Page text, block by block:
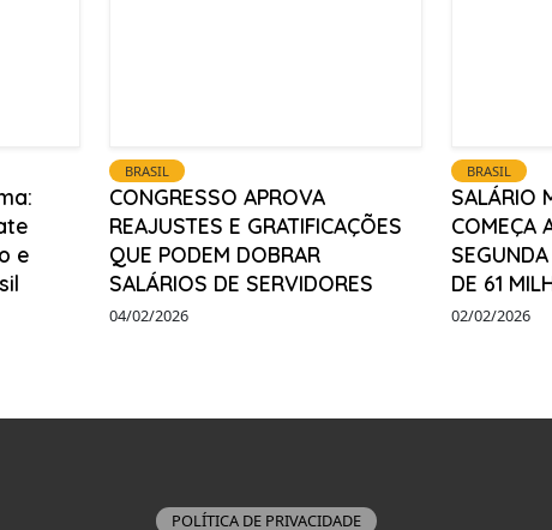
e
BRASIL
CONGRESSO APROVA
REAJUSTES E GRATIFICAÇÕES
QUE PODEM DOBRAR
SALÁRIOS DE SERVIDORES
04/02/2026
BRASIL
SALÁRIO
COMEÇA
DE 61
02/02/2026
POLÍTICA DE PRIVACIDADE